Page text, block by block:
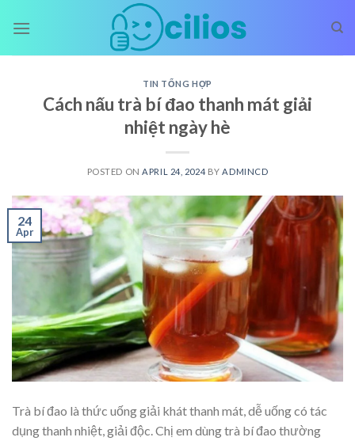
TIN TỔNG HỢP
Cách nấu trà bí đao thanh mát giải
nhiệt ngày hè
POSTED ON APRIL 24, 2024 BY ADMINCD
24
Apr
Trà bí đao là thức uống giải khát thanh mát, dễ uống có tác
dụng thanh nhiệt, giải độc. Chị em dùng trà bí đao thường